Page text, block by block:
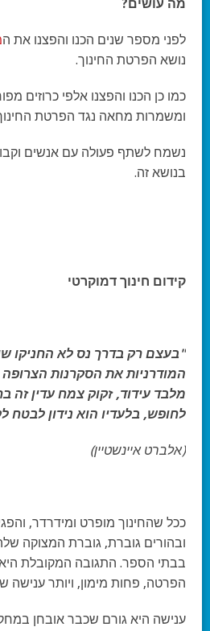
מה עושים?
לפני מספר שנים הכנו והפצנו את ה
נושא הפרטת החינוך.
כמו כן הכנו והפצנו אלפי כרוזים
ומשמרות מחאה נגד הפרטת
נשמח לשתף פעולה עם אנשים
בנושא זה.
קידום חינוך דמוקרטי
"בעצם רק בדרך נס לא החניקו
המודרניות את הסקרנות הצרופה
מלבד עידוד, זקוק צמח עדין זה
לחופש, בלעדיו הוא נידון לבטח
(אלברט איינשטיין)
ככל שהחינוך מופרט ומידרדר,
ובהורים גוברת, גוברת המצוקה
בבתי הספר. התגובה המקובלת
הפרטה, פחות מימון, ויותר ענישה
ענישה היא גורם שכבר אובחן